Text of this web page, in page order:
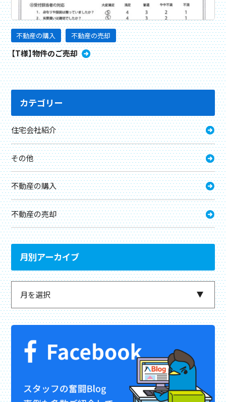
不動産の購入 不動産の売却
【T様】物件のご売却
カテゴリー
住宅会社紹介
その他
不動産の購入
不動産の売却
月別アーカイブ